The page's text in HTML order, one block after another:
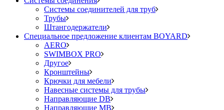
Системы соединителей для труб
Трубы
Штангодержатели
Специальное предложение клиентам BOYARD
AERO
SWIMBOX PRO
Другое
Кронштейны
Крючки для мебели
Навесные системы для трубы
Направляющие DB
Направляющие MB